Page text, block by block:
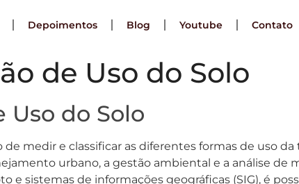
Depoimentos Blog Youtube Contato
de Uso do Solo
Uso do Solo
medir e classificar as diferentes formas de uso
urbano, a gestão ambiental e a análise de
e sistemas de informações geográficas (SIG), é